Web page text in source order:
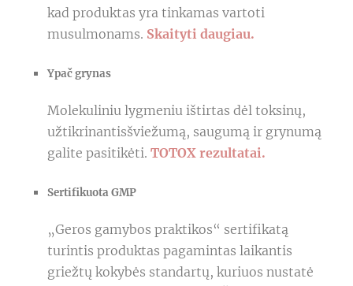
kad produktas yra tinkamas vartoti
musulmonams. Skaityti daugiau.
Ypač grynas
Molekuliniu lygmeniu ištirtas dėl toksinų,
užtikrinantisšviežumą, saugumą ir grynumą
galite pasitikėti. TOTOX rezultatai.
Sertifikuota GMP
„Geros gamybos praktikos“ sertifikatą
turintis produktas pagamintas laikantis
griežtų kokybės standartų, kuriuos nustatė